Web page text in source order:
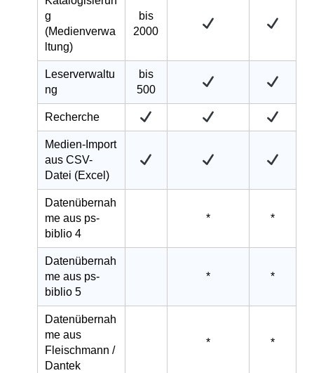
g
(Medienverwa
ltung)
bis
2000
Leserverwaltu
ng
bis
500
Recherche
Medien-Import
aus CSV-
Datei (Excel)
Datenübernah
me aus ps-
biblio 4
* *
Datenübernah
me aus ps-
biblio 5
* *
Datenübernah
me aus
Fleischmann /
Dantek
* *